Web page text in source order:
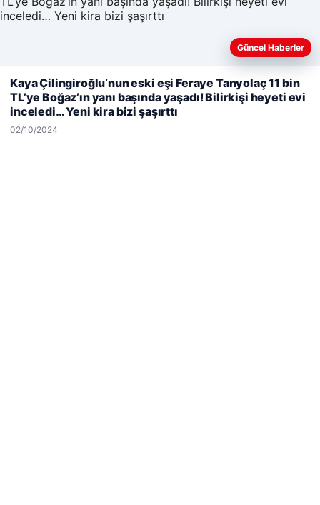
26/05/2026
deneyiminizi kişiselleştirmek ve geliştirmek amacıyla çerezler
kullanıyoruz.Çerez Politikamız
Güncel Haberler
Kaya Çilingiroğlu’nun eski eşi Feraye Tanyolaç 11 bin
TL’ye Boğaz’ın yanı başında yaşadı! Bilirkişi heyeti evi
inceledi… Yeni kira bizi şaşırttı
02/10/2024